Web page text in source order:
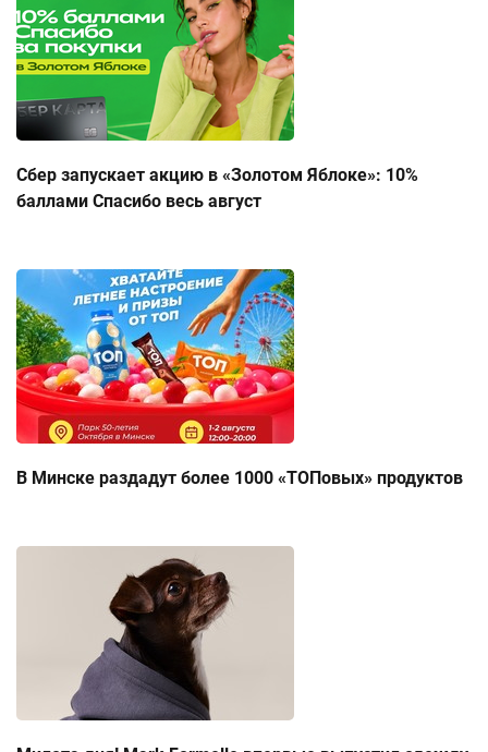
Сбер запускает акцию в «Золотом Яблоке»: 10%
баллами Спасибо весь август
В Минске раздадут более 1000 «ТОПовых» продуктов